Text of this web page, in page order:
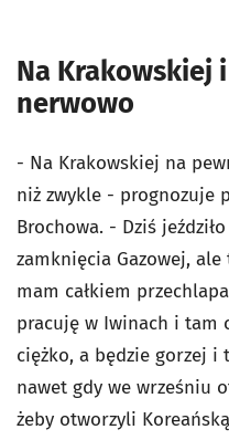
Na Krakowskiej
nerwowo
- Na Krakowskiej na
niż zwykle - prognozuje
Brochowa. - Dziś
zamknięcia Gazowej,
mam całkiem
pracuję w Iwinach i tam
ciężko, a będzie gorzej
nawet gdy we wrześniu
żeby otworzyli